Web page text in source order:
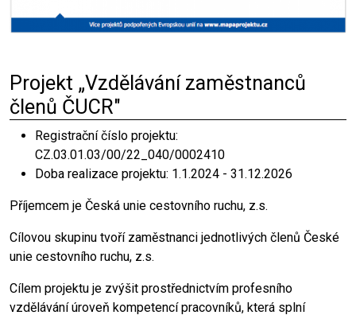
Projekt „Vzdělávání zaměstnanců
členů ČUCR"
Registrační číslo projektu:
CZ.03.01.03/00/22_040/0002410
Doba realizace projektu: 1.1.2024 - 31.12.2026
Příjemcem je Česká unie cestovního ruchu, z.s.
Cílovou skupinu tvoří zaměstnanci jednotlivých členů České
unie cestovního ruchu, z.s.
Cílem projektu je zvýšit prostřednictvím profesního
vzdělávání úroveň kompetencí pracovníků, která splní